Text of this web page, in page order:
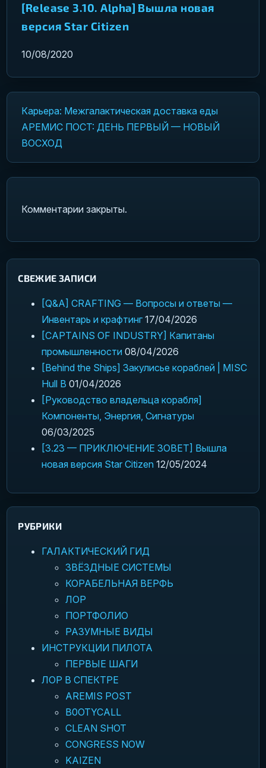
[Release 3.10. Alpha] Вышла новая
версия Star Citizen
10/08/2020
Навигация по записям
Карьера: Межгалактическая доставка еды
АРЕМИС ПОСТ: ДЕНЬ ПЕРВЫЙ — НОВЫЙ
ВОСХОД
Комментарии закрыты.
СВЕЖИЕ ЗАПИСИ
[Q&A] CRAFTING — Вопросы и ответы —
Инвентарь и крафтинг 17/04/2026
[CAPTAINS OF INDUSTRY] Капитаны
промышленности 08/04/2026
[Behind the Ships] Закулисье кораблей | MISC
Hull B 01/04/2026
[Руководство владельца корабля]
Компоненты, Энергия, Сигнатуры
06/03/2025
[3.23 — ПРИКЛЮЧЕНИЕ ЗОВЕТ] Вышла
новая версия Star Citizen 12/05/2024
РУБРИКИ
ГАЛАКТИЧЕСКИЙ ГИД
ЗВЁЗДНЫЕ СИСТЕМЫ
КОРАБЕЛЬНАЯ ВЕРФЬ
ЛОР
ПОРТФОЛИО
РАЗУМНЫЕ ВИДЫ
ИНСТРУКЦИИ ПИЛОТА
ПЕРВЫЕ ШАГИ
ЛОР В СПЕКТРЕ
AREMIS POST
B0OTYCALL
CLEAN SHOT
CONGRESS NOW
KAIZEN